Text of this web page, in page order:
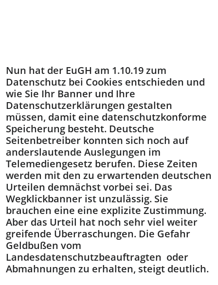
Nun hat der EuGH am 1.10.19 zum
Datenschutz bei Cookies entschieden und
wie Sie Ihr Banner und Ihre
Datenschutzerklärungen gestalten
müssen, damit eine datenschutzkonforme
Speicherung besteht. Deutsche
Seitenbetreiber konnten sich noch auf
anderslautende Auslegungen im
Telemediengesetz berufen. Diese Zeiten
werden mit den zu erwartenden deutschen
Urteilen demnächst vorbei sei. Das
Wegklickbanner ist unzulässig. Sie
brauchen eine eine explizite Zustimmung.
Aber das Urteil hat noch sehr viel weiter
greifende Überraschungen. Die Gefahr
Geldbußen vom
Landesdatenschutzbeauftragten oder
Abmahnungen zu erhalten, steigt deutlich.